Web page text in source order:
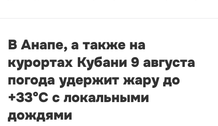
В Анапе, а также на
курортах Кубани 9 августа
погода удержит жару до
+33°С с локальными
дождями